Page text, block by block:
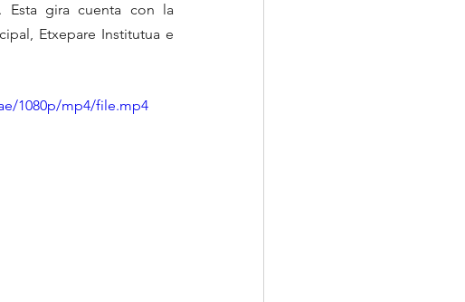
Esta gira cuenta con la
Etxepare Institutua e
1080p/mp4/file.mp4